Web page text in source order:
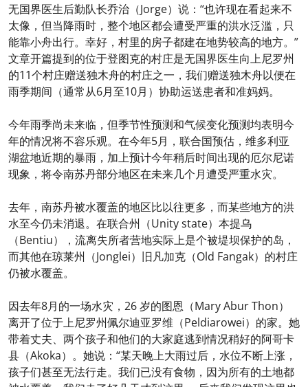
无国界医生后勤队长乔治（Jorge）说：“也许现在看起来不
太像，但当降雨时，整个地区都会遭受严重的洪水泛滥，只
能靠小舟出行。幸好，村里的房子都建在地势较高的地方。”
文章开篇提到的位于登图克的村庄是无国界医生向上尼罗州
的11个村庄赠送独木舟的村庄之一，我们赠送独木舟以便在
雨季期间（通常从6月至10月）协助运送患者和准妈妈。
今年雨季尚未来临，但季节性预测和气候变化预测均表明今
年的情况将不容乐观。在今年5月，联合国预估，维多利亚
湖盆地近期的暴雨，加上预计今年稍后时间出现的厄尔尼诺
现象，将令南苏丹部分地区在未来几个月遭受严重水灾。
去年，南苏丹被水覆盖的地区比以往更多，而某些地方的洪
水至今仍未消退。在联合州（Unity state）本提乌
（Bentiu），流离失所者营地实际上是个被堤坝保护的岛，
而其他在琼莱州（Jonglei）旧凡加克（Old Fangak）的村庄
仍被水覆盖。
因去年8月的一场水灾，26 岁的图恩（Mary Abur Thon）
离开了位于上尼罗州佩尔迪亚罗维（Peldiarowei）的家。她
带着丈夫、两个孩子和他们的大家庭逃到情况稍好的阿哥卡
县（Akoka）。她说：“某天晚上大雨过后，水位不断上涨，
孩子们甚至无法行走。我们已没有食物，因为所有的土地都